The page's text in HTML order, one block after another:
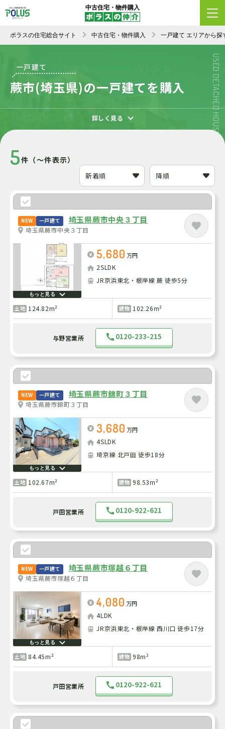
中古住宅・物件購入
ポラスの住宅総合サイト 中古住宅・物件購入 一戸建て エリアから探
USED DETACHED HOUSE
一戸建て
蕨市(埼玉県)の一戸建てを購入
詳しく見る
5件（～件表示）
NEW 一戸建て 埼玉県蕨市中央３丁目
埼玉県蕨市中央３丁目
もっと見る
5,680 万円
2SLDK
JR京浜東北・根岸線 蕨 徒歩5分
土地 124.82m² 建物 102.26m²
与野営業所 0120-233-215
NEW 一戸建て 埼玉県蕨市錦町３丁目
埼玉県蕨市錦町３丁目
もっと見る
3,680 万円
4SLDK
埼京線 北戸田 徒歩18分
土地 102.67m² 建物 98.53m²
戸田営業所 0120-922-621
NEW 一戸建て 埼玉県蕨市塚越６丁目
埼玉県蕨市塚越６丁目
もっと見る
4,080 万円
4LDK
JR京浜東北・根岸線 西川口 徒歩17分
土地 84.45m² 建物 98m²
戸田営業所 0120-922-621
エリア変更 条件変更